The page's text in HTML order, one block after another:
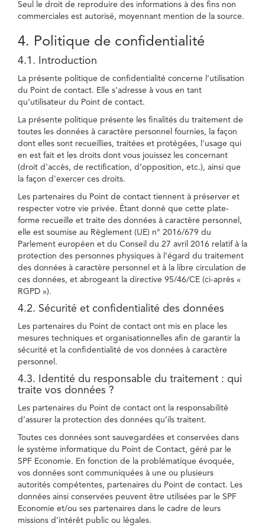
Seul le droit de reproduire des informations à des fins non
commerciales est autorisé, moyennant mention de la source.
4. Politique de confidentialité
4.1. Introduction
La présente politique de confidentialité concerne l’utilisation
du Point de contact. Elle s'adresse à vous en tant
qu’utilisateur du Point de contact.
La présente politique présente les finalités du traitement de
toutes les données à caractère personnel fournies, la façon
dont elles sont recueillies, traitées et protégées, l'usage qui
en est fait et les droits dont vous jouissez les concernant
(droit d'accès, de rectification, d’opposition, etc.), ainsi que
la façon d'exercer ces droits.
Les partenaires du Point de contact tiennent à préserver et
respecter votre vie privée. Étant donné que cette plate-
forme recueille et traite des données à caractère personnel,
elle est soumise au Règlement (UE) n° 2016/679 du
Parlement européen et du Conseil du 27 avril 2016 relatif à la
protection des personnes physiques à l’égard du traitement
des données à caractère personnel et à la libre circulation de
ces données, et abrogeant la directive 95/46/CE (ci-après «
RGPD »).
4.2. Sécurité et confidentialité des données
Les partenaires du Point de contact ont mis en place les
mesures techniques et organisationnelles afin de garantir la
sécurité et la confidentialité de vos données à caractère
personnel.
4.3. Identité du responsable du traitement : qui
traite vos données ?
Les partenaires du Point de contact ont la responsabilité
d’assurer la protection des données qu’ils traitent.
Toutes ces données sont sauvegardées et conservées dans
le système informatique du Point de Contact, géré par le
SPF Economie. En fonction de la problématique évoquée,
vos données sont communiquées à une ou plusieurs
autorités compétentes, partenaires du Point de contact. Les
données ainsi conservées peuvent être utilisées par le SPF
Economie et/ou ses partenaires dans le cadre de leurs
missions d’intérêt public ou légales.